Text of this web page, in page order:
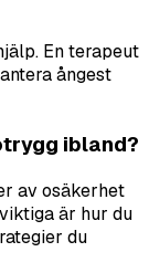
En terapeut
ångest
ibland?
av osäkerhet
är hur du
du